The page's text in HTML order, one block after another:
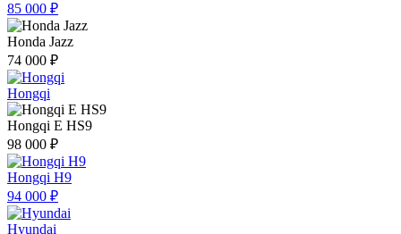
85 000 ₽
Honda Jazz
74 000 ₽
Hongqi
Hongqi E HS9
98 000 ₽
Hongqi H9
94 000 ₽
Hyundai